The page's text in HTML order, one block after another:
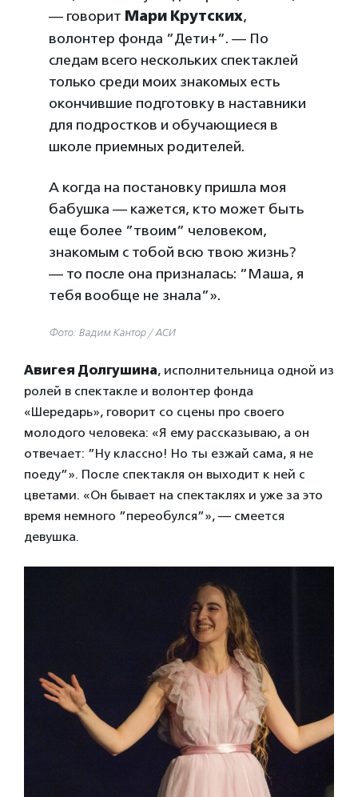
— говорит Мари Крутских,
волонтер фонда ”Дети+”. — По
следам всего нескольких спектаклей
только среди моих знакомых есть
окончившие подготовку в наставники
для подростков и обучающиеся в
школе приемных родителей.
А когда на постановку пришла моя
бабушка — кажется, кто может быть
еще более ”твоим” человеком,
знакомым с тобой всю твою жизнь?
— то после она призналась: ”Маша, я
тебя вообще не знала”».
Фото: Вадим Кантор / АСИ
Авигея Долгушина, исполнительница одной из
ролей в спектакле и волонтер фонда
«Шередарь», говорит со сцены про своего
молодого человека: «Я ему рассказываю, а он
отвечает: ”Ну классно! Но ты езжай сама, я не
поеду”». После спектакля он выходит к ней с
цветами. «Он бывает на спектаклях и уже за это
время немного ”переобулся”», — смеется
девушка.